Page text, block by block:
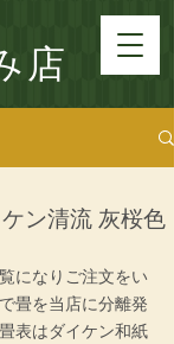
店
ン清流 灰桜色
になりご注文をい
畳を当店に分離発
表はダイケン和紙